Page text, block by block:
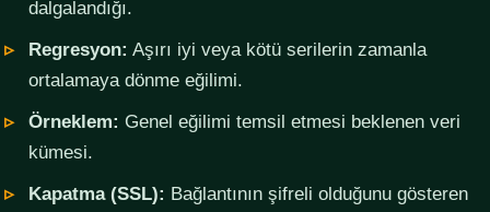
dalgalandığı.
Regresyon: Aşırı iyi veya kötü serilerin zamanla
ortalamaya dönme eğilimi.
Örneklem: Genel eğilimi temsil etmesi beklenen veri
kümesi.
Kapatma (SSL): Bağlantının şifreli olduğunu gösteren